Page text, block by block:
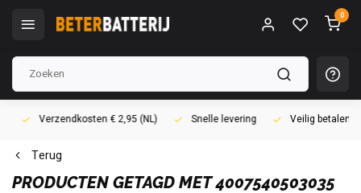
0
Verzendkosten € 2,95 (NL) Snelle levering Veilig betalen
Terug
PRODUCTEN GETAGD MET 4007540503035